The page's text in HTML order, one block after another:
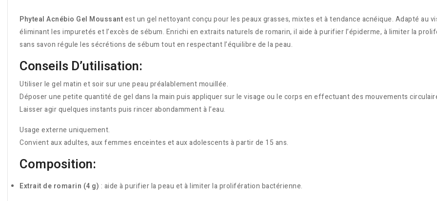
Phyteal Acnébio Gel Moussantest un gel nettoyant conçu pour les peaux grasses, mixtes et à tendance acnéique. Adapté au
éliminant les impuretés et l’excès de sébum. Enrichi en extraits naturels de romarin, il aide à purifier l’épiderme, à limiter la
sans savon régule les sécrétions de sébum tout en respectant l’équilibre de la peau.
Conseils D’utilisation:
Utiliser le gel matin et soir sur une peau préalablement mouillée.
Déposer une petite quantité de gel dans la main puis appliquer sur le visage ou le corps en effectuant des mouvements
Laisser agir quelques instants puis rincer abondamment à l’eau.
Usage externe uniquement.
Convient aux adultes, aux femmes enceintes et aux adolescents à partir de 15 ans.
Composition:
Extrait de romarin (4 g) : aide à purifier la peau et à limiter la prolifération bactérienne.